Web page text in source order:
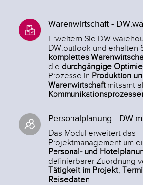
Warenwirtschaft -
Erweitern Sie
DW.outlook und erhalten
komplettes
die durchgängige
Prozesse in Produktion
Warenwirtschaftmitsamt
Personalplanung -
Das Modul erweitert das
Projektmanagement um
Personal- und
definierbarer Zuordnung
Tätigkeit im Projekt,
Reisedaten.